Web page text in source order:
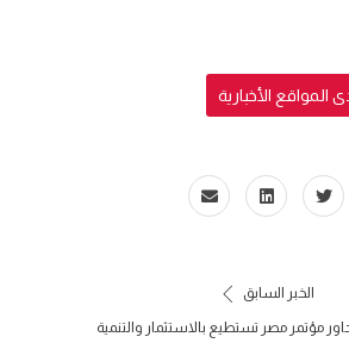
الأخبارية
الخبر السابق
مؤتمر مصر تستطيع بالاستثمار والتنمية